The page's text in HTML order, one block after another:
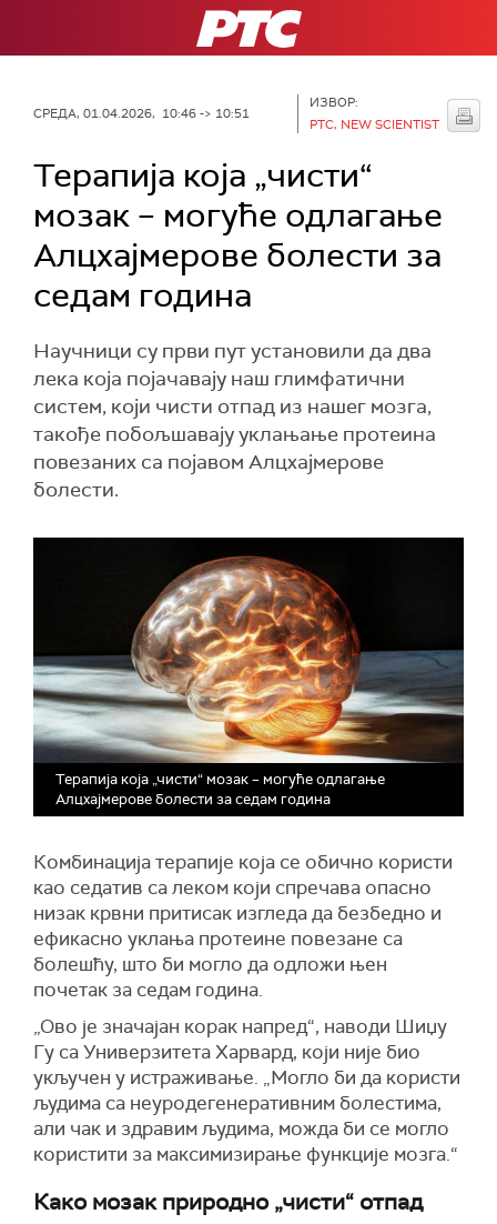
РТС
СРЕДА, 01.04.2026, 10:46 -> 10:51
ИЗВОР:
РТС, NEW SCIENTIST
Терапија која „чисти“
мозак – могуће одлагање
Алцхајмерове болести за
седам година
Научници су први пут установили да два
лека која појачавају наш глимфатични
систем, који чисти отпад из нашег мозга,
такође побољшавају уклањање протеина
повезаних са појавом Алцхајмерове
болести.
Терапија која „чисти“ мозак – могуће одлагање
Алцхајмерове болести за седам година
Комбинација терапије која се обично користи
као седатив са леком који спречава опасно
низак крвни притисак изгледа да безбедно и
ефикасно уклања протеине повезане са
болешћу, што би могло да одложи њен
почетак за седам година.
„Ово је значајан корак напред“, наводи Шиџу
Гу са Универзитета Харвард, који није био
укључен у истраживање. „Могло би да користи
људима са неуродегенеративним болестима,
али чак и здравим људима, можда би се могло
користити за максимизирање функције мозга.“
Како мозак природно „чисти“ отпад